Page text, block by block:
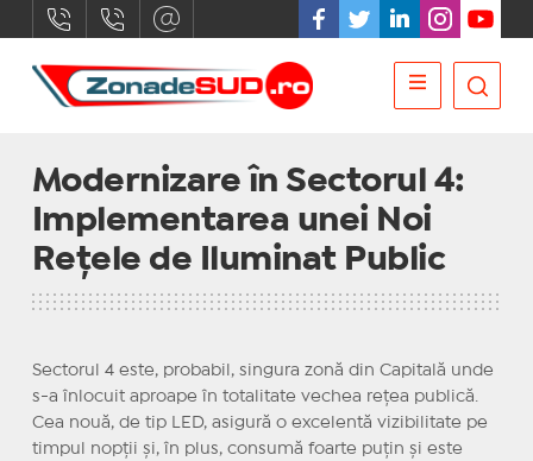
Modernizare în Sectorul 4:
Implementarea unei Noi
Rețele de Iluminat Public
Sectorul 4 este, probabil, singura zonă din Capitală unde
s-a înlocuit aproape în totalitate vechea rețea publică.
Cea nouă, de tip LED, asigură o excelentă vizibilitate pe
timpul nopții și, în plus, consumă foarte puțin și este